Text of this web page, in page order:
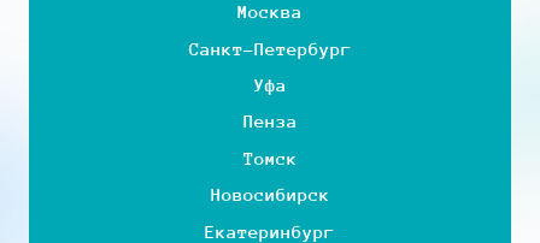
Москва
Санкт-Петербург
Уфа
Пенза
Томск
Новосибирск
Екатеринбург